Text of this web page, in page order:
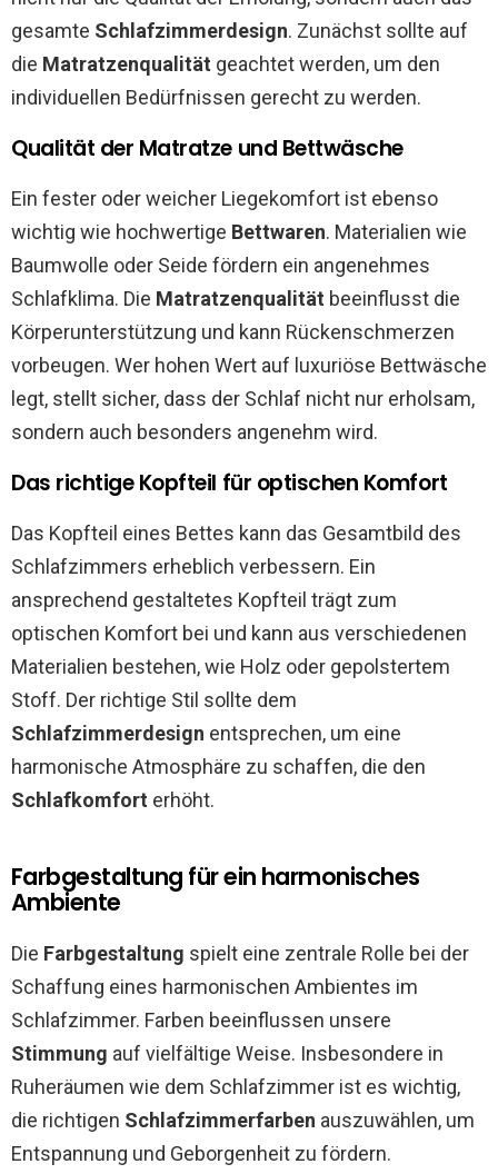
gesamte Schlafzimmerdesign. Zunächst sollte auf
die Matratzenqualität geachtet werden, um den
individuellen Bedürfnissen gerecht zu werden.
Qualität der Matratze und Bettwäsche
Ein fester oder weicher Liegekomfort ist ebenso
wichtig wie hochwertige Bettwaren. Materialien wie
Baumwolle oder Seide fördern ein angenehmes
Schlafklima. Die Matratzenqualität beeinflusst die
Körperunterstützung und kann Rückenschmerzen
vorbeugen. Wer hohen Wert auf luxuriöse Bettwäsche
legt, stellt sicher, dass der Schlaf nicht nur erholsam,
sondern auch besonders angenehm wird.
Das richtige Kopfteil für optischen Komfort
Das Kopfteil eines Bettes kann das Gesamtbild des
Schlafzimmers erheblich verbessern. Ein
ansprechend gestaltetes Kopfteil trägt zum
optischen Komfort bei und kann aus verschiedenen
Materialien bestehen, wie Holz oder gepolstertem
Stoff. Der richtige Stil sollte dem
Schlafzimmerdesign entsprechen, um eine
harmonische Atmosphäre zu schaffen, die den
Schlafkomfort erhöht.
Farbgestaltung für ein harmonisches
Ambiente
Die Farbgestaltung spielt eine zentrale Rolle bei der
Schaffung eines harmonischen Ambientes im
Schlafzimmer. Farben beeinflussen unsere
Stimmung auf vielfältige Weise. Insbesondere in
Ruheräumen wie dem Schlafzimmer ist es wichtig,
die richtigen Schlafzimmerfarben auszuwählen, um
Entspannung und Geborgenheit zu fördern.